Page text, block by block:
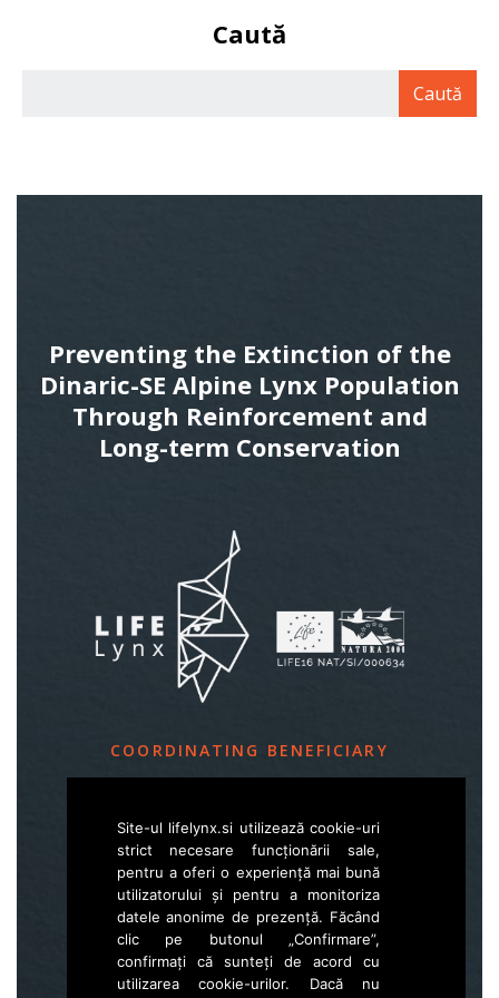
Caută
Preventing the Extinction of the
Dinaric-SE Alpine Lynx Population
Through Reinforcement and
Long-term Conservation
COORDINATING BENEFICIARY
Slovenia Forest Service
Večna pot 2, SI – 1000 Ljubljana
Elife.lynx.eu@gmail.com
Wwww.zgs.si
Sitemap
Site-ul lifelynx.si utilizează cookie-uri
strict necesare funcționării sale,
pentru a oferi o experiență mai bună
utilizatorului și pentru a monitoriza
datele anonime de prezență. Făcând
clic pe butonul „Confirmare”,
confirmați că sunteți de acord cu
utilizarea cookie-urilor. Dacă nu